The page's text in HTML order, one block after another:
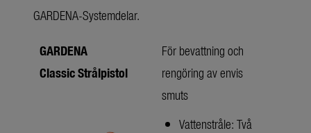
GARDENA-Systemdelar.
GARDENA
Classic Strålpistol
För bevattning och
rengöring av envis
smuts
Vattenstråle: Två